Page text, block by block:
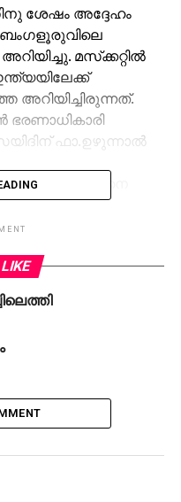
ശേഷം അദ്ദേഹം
ബംഗളൂരുവിലെ
മസ്‌ക്കറ്റില്‍
അറിയിച്ചിരുന്നത്.
ഫാ.ഉഴുന്നാല്‍
ഫാദര്‍ ടോമിനെ